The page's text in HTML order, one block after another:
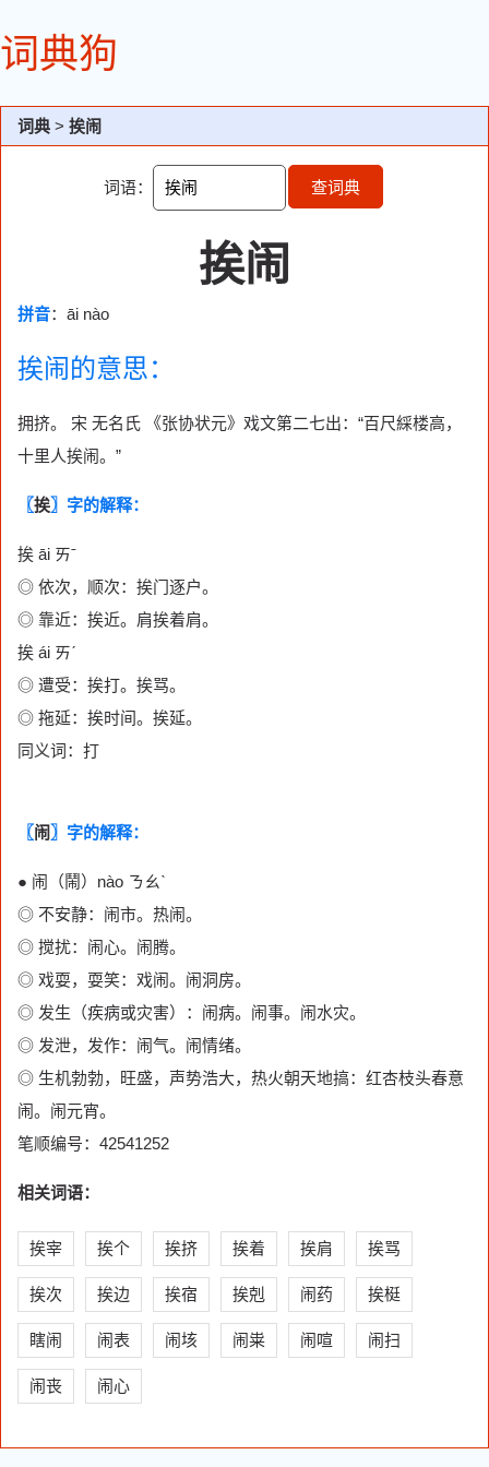
词典狗
词典 > 挨闹
词语： 查词典
挨闹
拼音：āi nào
挨闹的意思：
拥挤。 宋 无名氏 《张协状元》戏文第二七出：“百尺綵楼高，
十里人挨闹。”
〖挨〗字的解释：
挨 āi ㄞˉ
◎ 依次，顺次：挨门逐户。
◎ 靠近：挨近。肩挨着肩。
挨 ái ㄞˊ
◎ 遭受：挨打。挨骂。
◎ 拖延：挨时间。挨延。
同义词：打
〖闹 〗字的解释：
● 闹（鬧）nào ㄋㄠˋ
◎ 不安静：闹市。热闹。
◎ 搅扰：闹心。闹腾。
◎ 戏耍，耍笑：戏闹。闹洞房。
◎ 发生（疾病或灾害）：闹病。闹事。闹水灾。
◎ 发泄，发作：闹气。闹情绪。
◎ 生机勃勃，旺盛，声势浩大，热火朝天地搞：红杏枝头春意
闹。闹元宵。
笔顺编号：42541252
相关词语：
挨宰 挨个 挨挤 挨着 挨肩 挨骂
挨次 挨边 挨宿 挨剋 闹药 挨梃
瞎闹 闹表 闹垓 闹粜 闹喧 闹扫
闹丧 闹心